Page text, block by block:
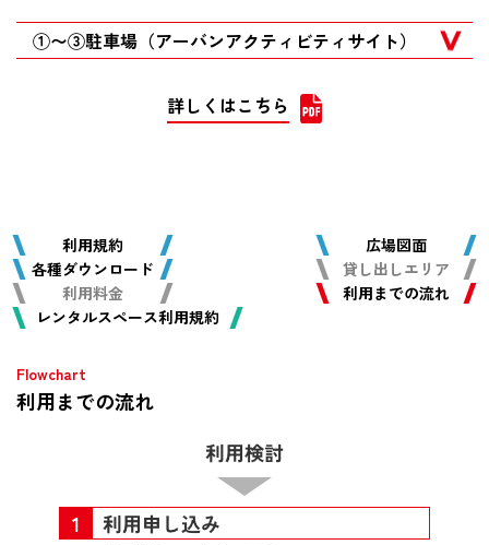
①〜③駐車場（アーバンアクティビティサイト）
詳しくはこちら
利用規約
広場図面
各種ダウンロード
貸し出しエリア
利用料金
利用までの流れ
レンタルスペース利用規約
利用までの流れ